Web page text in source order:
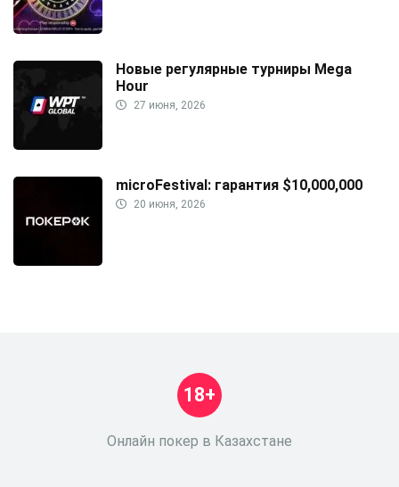
Новые регулярные турниры Mega
Hour
27 июня, 2026
microFestival: гарантия $10,000,000
20 июня, 2026
Онлайн покер в Казахстане
18+